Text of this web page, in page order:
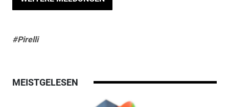
#Pirelli
MEISTGELESEN